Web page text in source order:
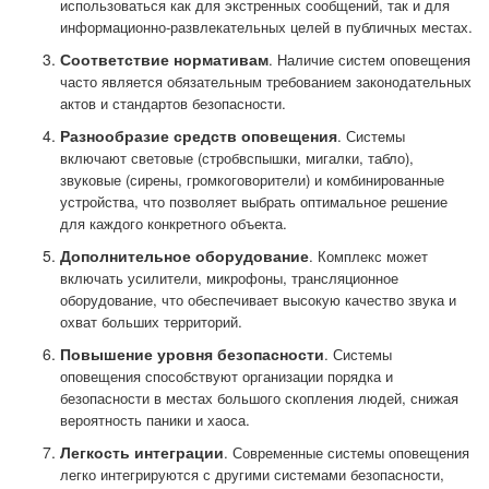
использоваться как для экстренных сообщений, так и для
информационно-развлекательных целей в публичных местах.
Соответствие нормативам. Наличие систем оповещения
часто является обязательным требованием законодательных
актов и стандартов безопасности.
Разнообразие средств оповещения. Системы
включают световые (стробвспышки, мигалки, табло),
звуковые (сирены, громкоговорители) и комбинированные
устройства, что позволяет выбрать оптимальное решение
для каждого конкретного объекта.
Дополнительное оборудование. Комплекс может
включать усилители, микрофоны, трансляционное
оборудование, что обеспечивает высокую качество звука и
охват больших территорий.
Повышение уровня безопасности. Системы
оповещения способствуют организации порядка и
безопасности в местах большого скопления людей, снижая
вероятность паники и хаоса.
Легкость интеграции. Современные системы оповещения
легко интегрируются с другими системами безопасности,